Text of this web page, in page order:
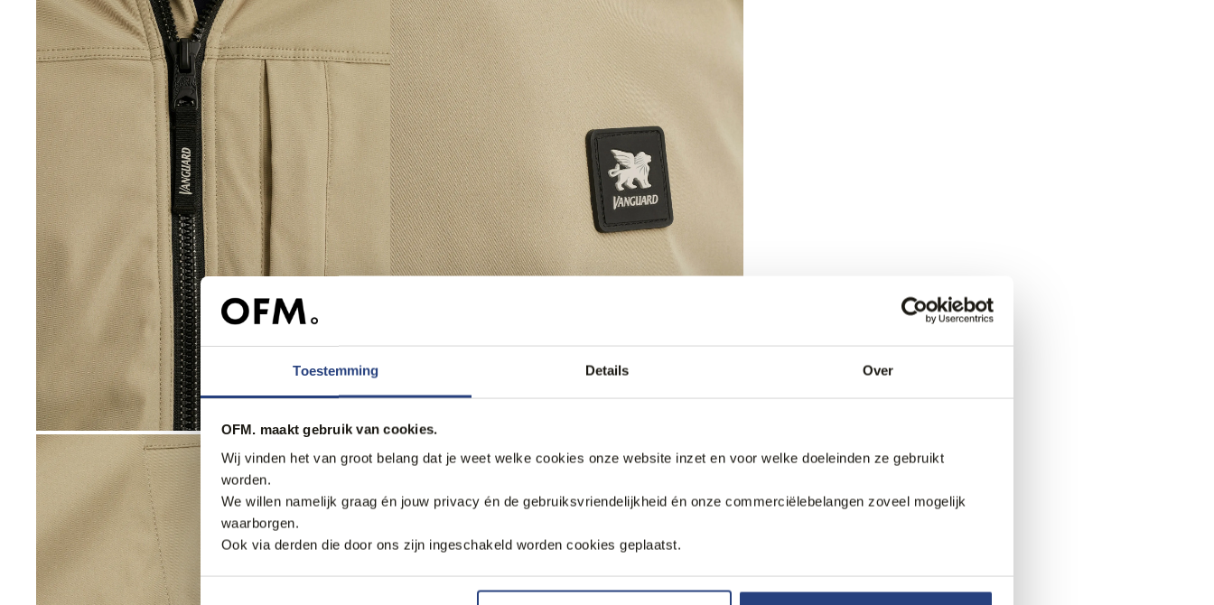
Toestemming Details Over
OFM. maakt gebruik van cookies.
Wij vinden het van groot belang dat je weet welke cookies onze website inzet en voor welke doeleinden ze gebruikt
worden.
We willen namelijk graag én jouw privacy én de gebruiksvriendelijkheid én onze commerciëlebelangen zoveel mogelijk
waarborgen.
Ook via derden die door ons zijn ingeschakeld worden cookies geplaatst.